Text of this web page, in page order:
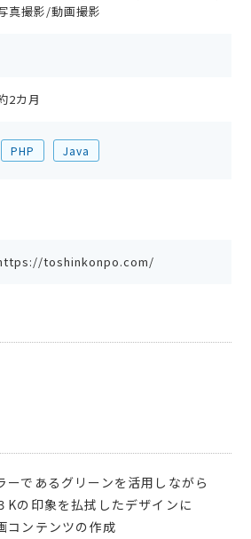
真撮影/動画撮影
2カ月
PHP Java
toshinkonpo.com/
ーであるグリーンを活用しながら
Kの印象を払拭したデザインに
コンテンツの作成